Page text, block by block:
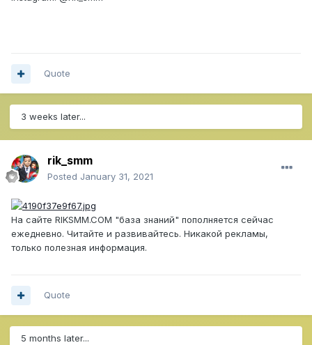
Quote
3 weeks later...
rik_smm
Posted January 31, 2021
На сайте RIKSMM.COM "база знаний" пополняется сейчас
ежедневно. Читайте и развивайтесь. Никакой рекламы,
только полезная информация.
Quote
5 months later...